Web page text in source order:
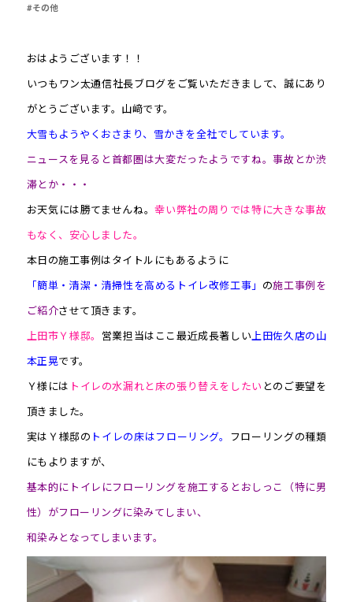
#その他
おはようございます！！
いつもワン太通信社長ブログをご覧いただきまして、誠にあり
がとうございます。山﨑です。
大雪もようやくおさまり、雪かきを全社でしています。
ニュースを見ると首都圏は大変だったようですね。事故とか渋
滞とか・・・
お天気には勝てませんね。幸い弊社の周りでは特に大きな事故
もなく、安心しました。
本日の施工事例はタイトルにもあるように
「簡単・清潔・清掃性を高めるトイレ改修工事」 の施工事例を
ご紹介させて頂きます。
上田市Ｙ様邸。 営業担当はここ最近成長著しい上田佐久店の山
本正晃です。
Ｙ様には トイレの水漏れと床の張り替えをしたい とのご要望を
頂きました。
実はＹ様邸の トイレの床はフローリング。 フローリングの種類
にもよりますが、
基本的にトイレにフローリングを施工するとおしっこ（特に男
性）がフローリングに染みてしまい、
和染みとなってしまいます。